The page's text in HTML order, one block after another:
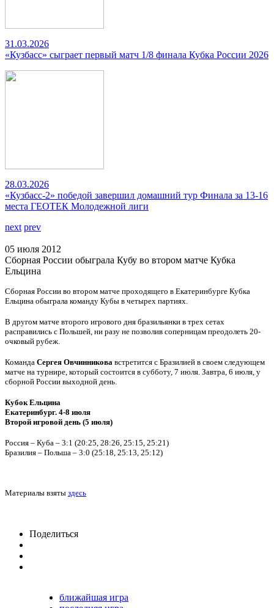
31.03.2026
«Кузбасс» сыграет первый матч 1/8 финала Кубка России 2026
28.03.2026
«Кузбасс-2» победой завершил домашний тур Финала за 13-16
места ГЕОТЕК Молодежной лиги
next prev
05 июля 2012
Сборная России обыграла Кубу во втором матче Кубка
Ельцина
Сборная России во втором матче проходящего в Екатеринбурге Кубка
Ельцина обыграла команду Кубы в четырех партиях.
В другом матче второго игрового дня бразильянки в трех сетах
расправились с Польшей, ни разу не позволив соперницам преодолеть 20-
очковый рубеж.
Команда Сергея Овчинникова встретится с Бразилией в своем следующем
матче на турнире, который состоится в субботу, 7 июля. Завтра, 6 июля, у
сборной России выходной день.
Кубок Ельцина
Екатеринбург. 4-8 июля
Второй игровой день (5 июля)
Россия – Куба – 3:1 (20:25, 28:26, 25:15, 25:21)
Бразилия – Польша – 3:0 (25:18, 25:13, 25:12)
Материалы взяты здесь
Поделиться
ближайшая игра